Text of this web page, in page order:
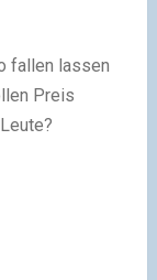
fallen lassen
Preis